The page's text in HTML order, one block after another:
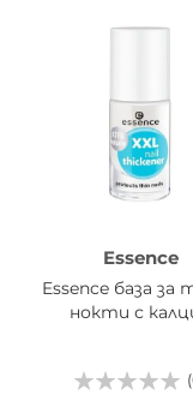
Essence
Essence база за
нокти с